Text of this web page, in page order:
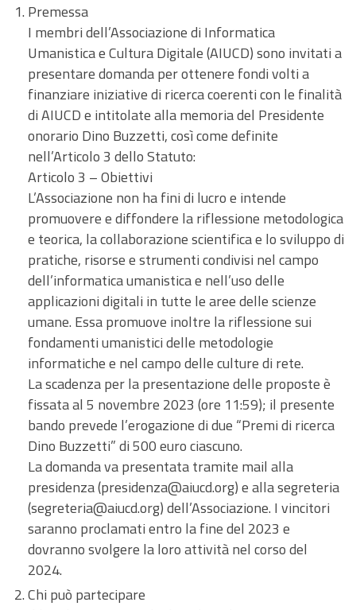
Premessa
I membri dell’Associazione di Informatica
Umanistica e Cultura Digitale (AIUCD) sono invitati a
presentare domanda per ottenere fondi volti a
finanziare iniziative di ricerca coerenti con le finalità
di AIUCD e intitolate alla memoria del Presidente
onorario Dino Buzzetti, così come definite
nell’Articolo 3 dello Statuto:
Articolo 3 – Obiettivi
L’Associazione non ha fini di lucro e intende
promuovere e diffondere la riflessione metodologica
e teorica, la collaborazione scientifica e lo sviluppo di
pratiche, risorse e strumenti condivisi nel campo
dell’informatica umanistica e nell’uso delle
applicazioni digitali in tutte le aree delle scienze
umane. Essa promuove inoltre la riflessione sui
fondamenti umanistici delle metodologie
informatiche e nel campo delle culture di rete.
La scadenza per la presentazione delle proposte è
fissata al 5 novembre 2023 (ore 11:59); il presente
bando prevede l’erogazione di due “Premi di ricerca
Dino Buzzetti” di 500 euro ciascuno.
La domanda va presentata tramite mail alla
presidenza (presidenza@aiucd.org) e alla segreteria
(segreteria@aiucd.org) dell’Associazione. I vincitori
saranno proclamati entro la fine del 2023 e
dovranno svolgere la loro attività nel corso del
2024.
Chi può partecipare